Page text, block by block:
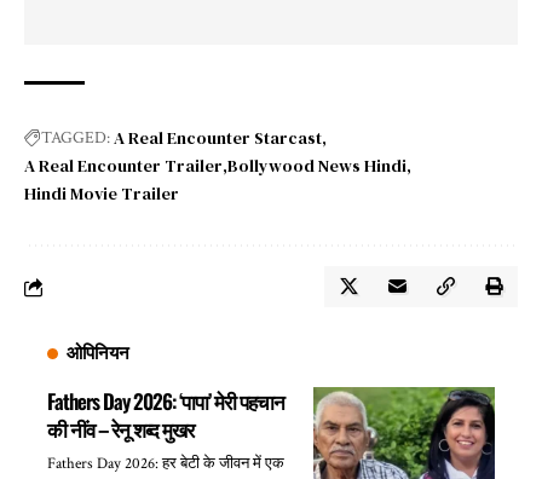
TAGGED:A Real Encounter Starcast
A Real Encounter Trailer Bollywood News Hindi
Hindi Movie Trailer
ओपिनियन
Fathers Day 2026: ‘पापा’ मेरी पहचान
की नींव – रेनू शब्द मुखर
Fathers Day 2026: हर बेटी के जीवन में एक